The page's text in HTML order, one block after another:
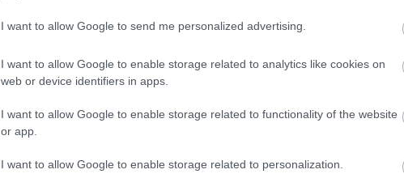
I want to allow Google to send me personalized advertising.
I want to allow Google to enable storage related to analytics like cookies on
web or device identifiers in apps.
I want to allow Google to enable storage related to functionality of the website
or app.
I want to allow Google to enable storage related to personalization.